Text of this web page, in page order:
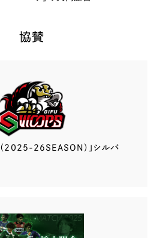
協賛
（2025-26SEASON）」 シルバ